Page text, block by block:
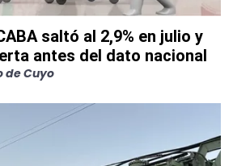
saltó al 2,9% en julio y
antes del dato nacional
de Cuyo